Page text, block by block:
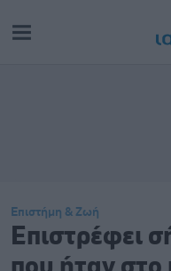
Επιστήμη & Ζωή
Επιστρέφει